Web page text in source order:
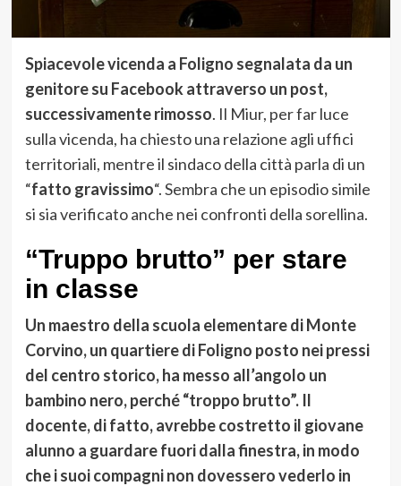
Spiacevole vicenda a Foligno segnalata da un
genitore su Facebook attraverso un post,
successivamente rimosso. Il Miur, per far luce
sulla vicenda, ha chiesto una relazione agli uffici
territoriali, mentre il sindaco della città parla di un
“fatto gravissimo“. Sembra che un episodio simile
si sia verificato anche nei confronti della sorellina.
“Truppo brutto” per stare
in classe
Un maestro della scuola elementare di Monte
Corvino, un quartiere di Foligno posto nei pressi
del centro storico, ha messo all’angolo un
bambino nero, perché “troppo brutto”. Il
docente, di fatto, avrebbe costretto il giovane
alunno a guardare fuori dalla finestra, in modo
che i suoi compagni non dovessero vederlo in